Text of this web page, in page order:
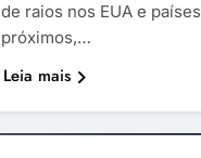
de raios nos EUA e países
próximos,…
Leia mais